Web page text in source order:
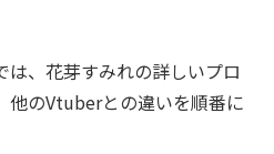
は、花芽すみれの詳しいプロ
他のVtuberとの違いを順番に